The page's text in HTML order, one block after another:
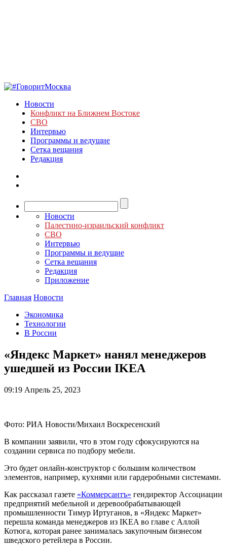
Новости
Конфликт на Ближнем Востоке
СВО
Интервью
Программы и ведущие
Сетка вещания
Редакция
Новости
Палестино-израильский конфликт
СВО
Интервью
Программы и ведущие
Сетка вещания
Редакция
Приложение
Главная Новости
Экономика
Технологии
В России
«Яндекс Маркет» нанял менеджеров
ушедшей из России IKEA
09:19 Апрель 25, 2023
Фото: РИА Новости/Михаил Воскресенский
В компании заявили, что в этом году сфокусируются на
создании сервиса по подбору мебели.
Это будет онлайн-конструктор с большим количеством
элементов, например, кухнями или гардеробными системами.
Как рассказал газете «Коммерсантъ» гендиректор Ассоциации
предприятий мебельной и деревообрабатывающей
промышленности Тимур Иртуганов, в «Яндекс Маркет»
перешла команда менеджеров из IKEA во главе с Аллой
Котюга, которая ранее занималась закупочным бизнесом
шведского ретейлера в России.